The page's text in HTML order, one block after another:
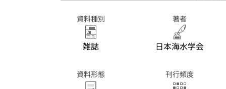
資料種別
雑誌
著者
日本海水学会
資料形態 刊行頻度